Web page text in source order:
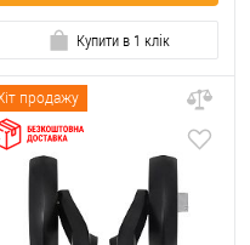
Купити в 1 клік
продажу